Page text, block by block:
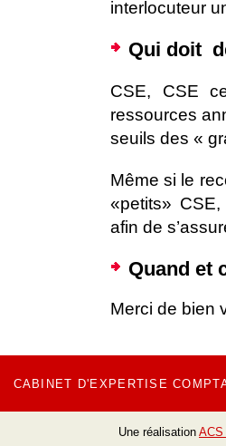
interlocuteur
Qui doit
CSE, CSE
ressources
seuils des «
Même si le
«petits»
afin de
Quand et
Merci de bien
CABINET D'EXPERTISE
Une réalisation ACS